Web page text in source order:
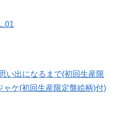
い出になるまで(初回生産限
ケ(初回生産限定盤絵柄)付)